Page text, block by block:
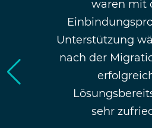
waren mit
Unterstützung
nach der
sehr